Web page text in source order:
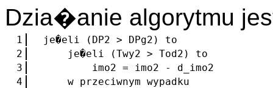
Dzia�anie algorytmu
1
je�eli (DP2 > DPg2) to
2
je�eli (Twy2 > Tod2) to
3
imo2 = imo2 - d_imo2
4
w przeciwnym wypadku